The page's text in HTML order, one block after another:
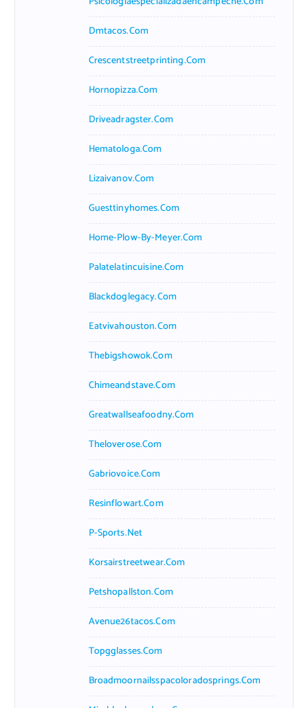
Dmtacos.com
Crescentstreetprinting.com
Hornopizza.com
Driveadragster.com
Hematologa.com
Lizaivanov.com
Guesttinyhomes.com
Home-Plow-By-Meyer.com
Palatelatincuisine.com
Blackdoglegacy.com
Eatvivahouston.com
Thebigshowok.com
Chimeandstave.com
Greatwallseafoodny.com
Theloverose.com
Gabriovoice.com
Resinflowart.com
P-Sports.net
Korsairstreetwear.com
Petshopallston.com
Avenue26tacos.com
Topgglasses.com
Broadmoornailsspacoloradosprings.com